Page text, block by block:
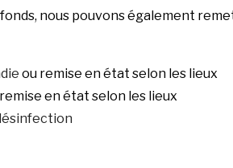
nous pouvons également
ou remise en état selon les lieux
en état selon les lieux